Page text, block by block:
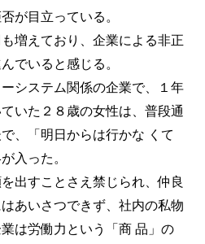
が目立っている。
増えており、企業による非正
でいると感じる。
システム関係の企業で、１年
いた２８歳の女性は、普段通
、「明日からは行かな くて
入った。
出すことさえ禁じられ、仲良
あいさつできず、社内の私物
は労働力という「商 品」の